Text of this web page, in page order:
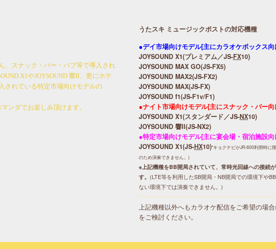
、スナック・バー・パブ等で導入され
X1やJOYSOUND 響II、更にホテ
されている特定市場向けモデルの
ンダでお楽しみ頂けます。
うたスキ ミュージックポストの対応機種
●デイ市場向けモデル[主にカラオケボックス
JOYSOUND X1(プレミアム／JS-FX10)
JOYSOUND MAX GO(JS-FX5)
JOYSOUND MAX2(JS-FX2)
JOYSOUND MAX(JS-FX)
JOYSOUND f1(JS-F1v/F1)
●ナイト市場向けモデル[主にスナック・バー
JOYSOUND X1(スタンダード／JS-NX10)
JOYSOUND 響II(JS-NX2)
●特定市場向けモデル[主に宴会場・宿泊施設
JOYSOUND X1(JS-HX10)*キョクナビがJR-600利用時に
のため演奏できません。)
※上記機種をBB開局されていて、常時光回線への接続
す。 (LTE等を利用したSB開局・NB開局での環境下や
ない環境下では演奏できません。)
上記機種以外へもカラオケ配信をご希望の場
をご検討ください。